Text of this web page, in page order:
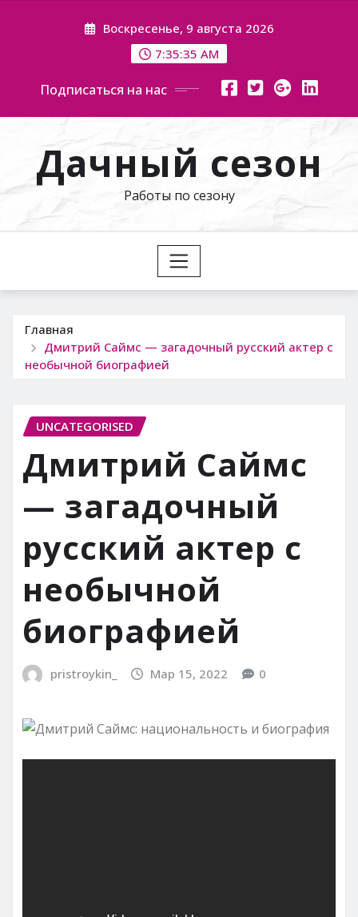
Воскресенье, 9 августа 2026
7:35:36 AM
Подписаться на нас
Дачный сезон
Работы по сезону
Главная
Дмитрий Саймс — загадочный русский актер с
необычной биографией
UNCATEGORISED
Дмитрий Саймс
— загадочный
русский актер с
необычной
биографией
pristroykin_ Мар 15, 2022 0